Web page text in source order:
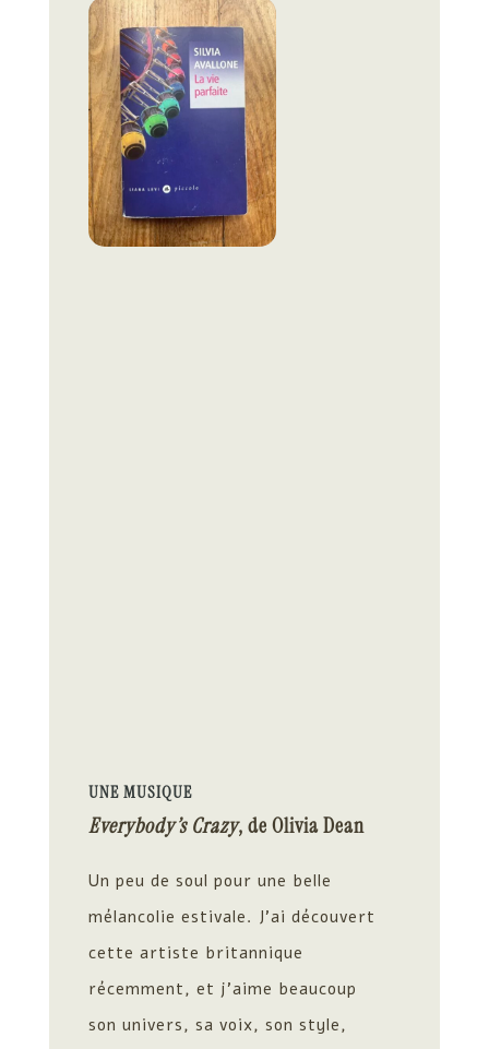
UNE MUSIQUE
Everybody’s Crazy, de Olivia Dean
Un peu de soul pour une belle
mélancolie estivale. J’ai découvert
cette artiste britannique
récemment, et j’aime beaucoup
son univers, sa voix, son style,